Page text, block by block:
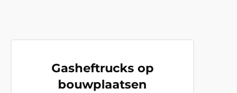
Gasheftrucks op
bouwplaatsen